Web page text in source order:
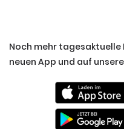
Noch mehr
neuen App und auf